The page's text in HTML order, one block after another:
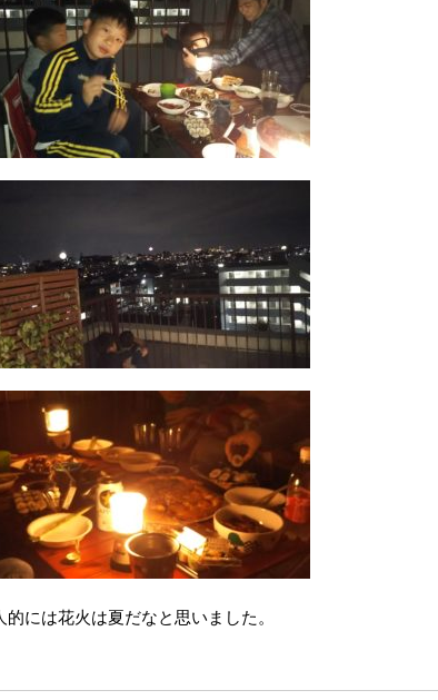
的には花火は夏だなと思いました。